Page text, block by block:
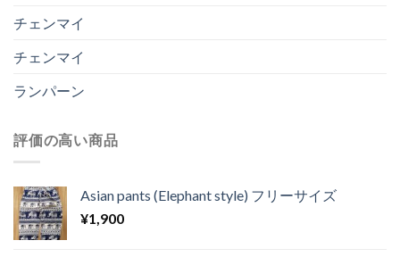
チェンマイ
チェンマイ
ランパーン
評価の高い商品
Asian pants (Elephant style) フリーサイズ
¥1,900